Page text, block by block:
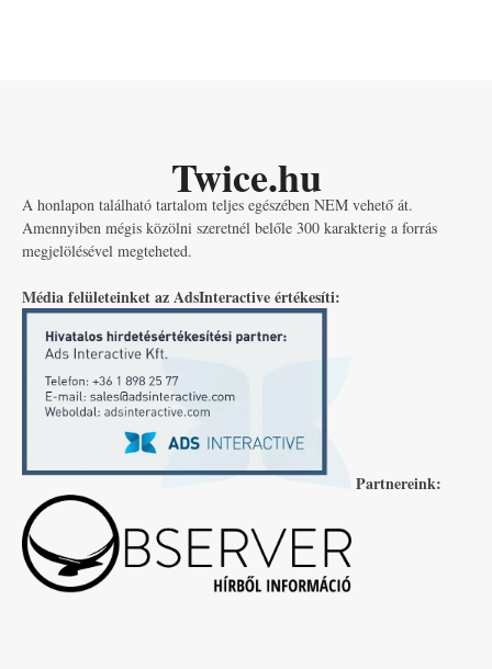
Twice.hu
A honlapon található tartalom teljes egészében NEM vehető át.
Amennyiben mégis közölni szeretnél belőle 300 karakterig a forrás
megjelölésével megteheted.
Média felületeinket az AdsInteractive értékesíti:
Partnereink: